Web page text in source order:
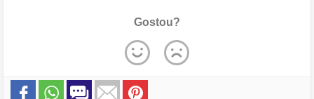
Gostou?